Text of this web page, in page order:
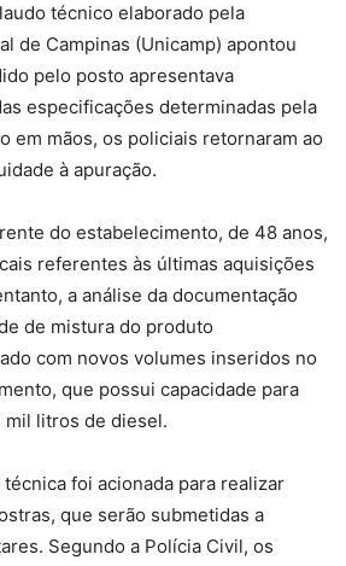
técnico elaborado pela
de Campinas (Unicamp) apontou
pelo posto apresentava
especificações determinadas pela
em mãos, os policiais retornaram ao
à apuração.
do estabelecimento, de 48 anos,
referentes às últimas aquisições
a análise da documentação
de mistura do produto
com novos volumes inseridos no
que possui capacidade para
mil litros de diesel.
foi acionada para realizar
que serão submetidas a
Segundo a Polícia Civil, os